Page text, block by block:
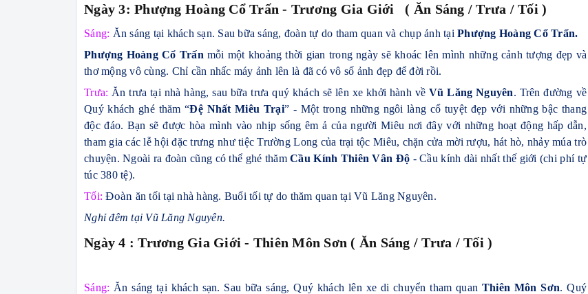
Ngày 3: Phượng Hoàng Cổ Trấn - Trương Gia Giới ( Ăn Sáng / Trưa / Tối )
Sáng: Ăn sáng tại khách sạn. Sau bữa sáng, đoàn tự do tham quan và chụp ảnh tại Phượng Hoàng Cổ Trấn.
Phượng Hoàng Cổ Trấn mỗi một khoảng thời gian trong ngày sẽ khoác lên mình những cảnh tượng đẹp và
thơ mộng vô cùng. Chỉ cần nhấc máy ảnh lên là đã có vô số ảnh đẹp để đời rồi.
Trưa: Ăn trưa tại nhà hàng, sau bữa trưa quý khách sẽ lên xe khởi hành về Vũ Lăng Nguyên. Trên đường về
Quý khách ghé thăm “Đệ Nhất Miêu Trại” - Một trong những ngôi làng cổ tuyệt đẹp với những bậc thang
độc đáo. Bạn sẽ được hòa mình vào nhịp sống êm ả của người Miêu nơi đây với những hoạt động hấp dẫn,
tham gia các lễ hội đặc trưng như tiệc Trường Long của trại tộc Miêu, chặn cửa mời rượu, hát hò, nhảy múa trò
chuyện. Ngoài ra đoàn cũng có thể ghé thămCầu Kính Thiên Vân Độ - Cầu kính dài nhất thế giới (chi phí tự
túc 380 tệ).
Tối: Đoàn ăn tối tại nhà hàng. Buổi tối tự do thăm quan tại Vũ Lăng Nguyên.
Nghỉ đêm tại Vũ Lăng Nguyên.
Ngày 4 : Trương Gia Giới - Thiên Môn Sơn ( Ăn Sáng / Trưa / Tối )
Sáng: Ăn sáng tại khách sạn. Sau bữa sáng, Quý khách lên xe di chuyển tham quan Thiên Môn Sơn. Quý